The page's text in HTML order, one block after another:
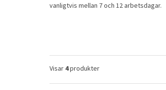
vanligtvis mellan 7 och 12 arbetsdagar.
Visar 4produkter